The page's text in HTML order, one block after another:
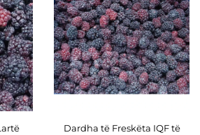
diell
Dardha të Freskëta IQF të